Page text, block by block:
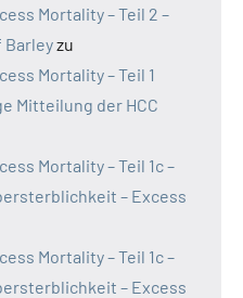
Mortality – Teil 2 –
Barleyzu
Mortality – Teil 1
Mitteilung der HCC
Mortality – Teil 1c –
– Excess
Mortality – Teil 1c –
– Excess